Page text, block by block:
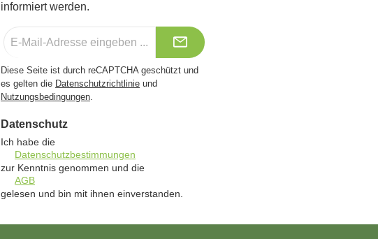
informiert werden.
Mail-
*
Diese Seite ist durch reCAPTCHA geschützt und
es gelten die Datenschutzrichtlinie und
Nutzungsbedingungen.
Datenschutz
Ich habe die
Datenschutzbestimmungen
zur Kenntnis genommen und die
AGB
gelesen und bin mit ihnen einverstanden.